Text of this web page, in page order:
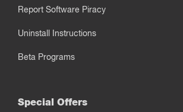
Report Software Piracy
Uninstall Instructions
Beta Programs
Special Offers